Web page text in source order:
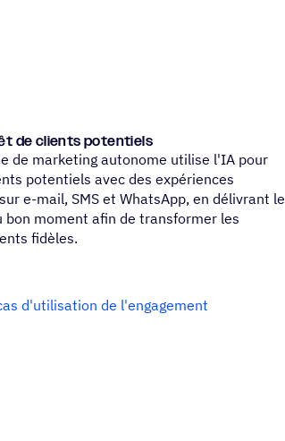
de clients potentiels
de marketing autonome utilise l'IA pour
potentiels avec des expériences
e-mail, SMS et WhatsApp, en délivrant le
bon moment afin de transformer les
fidèles.
d'utilisation de l'engagement